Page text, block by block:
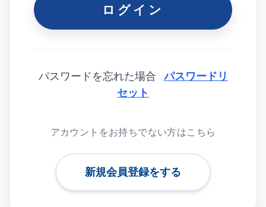
パスワードを忘れた場合
パスワードリ
セット
アカウントをお持ちでない方はこちら
新規会員登録をする